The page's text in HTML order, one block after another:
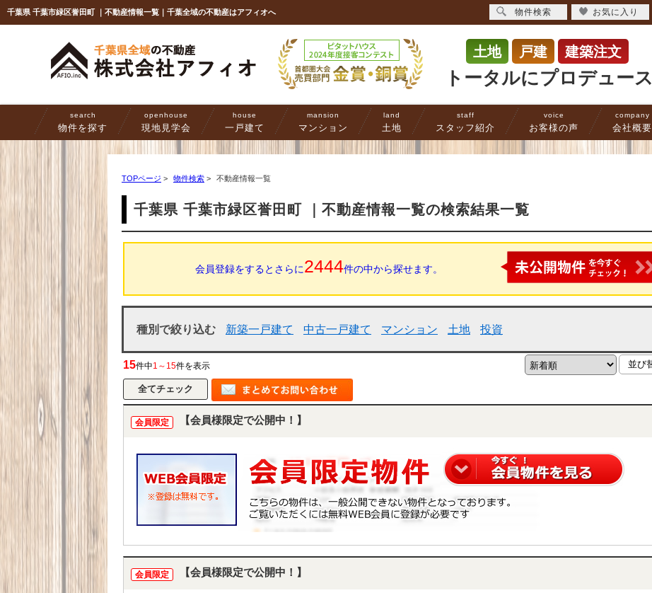
千葉県 千葉市緑区誉田町 ｜不動産情報一覧｜千葉全域の不動産はアフィオへ
土地 戸建 建築注文
トータルにプロデュース
search
物件を探す
openhouse
現地見学会
house
一戸建て
mansion
マンション
land
土地
staff
スタッフ紹介
voice
お客様の声
company
会社概要
TOPページ > 物件検索 > 不動産情報一覧
千葉県 千葉市緑区誉田町 ｜不動産情報一覧の検索結果一覧
会員登録をするとさらに2444件の中から探せます。
種別で絞り込む 新築一戸建て 中古一戸建て マンション 土地 投資
15件中1～15件を表示
会員限定 【会員様限定で公開中！】
会員限定 【会員様限定で公開中！】
物件検索 お気に入り